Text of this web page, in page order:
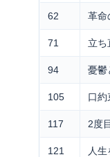
62 革命
71 立ち
94 憂鬱
105 口約
117 2度
121 人